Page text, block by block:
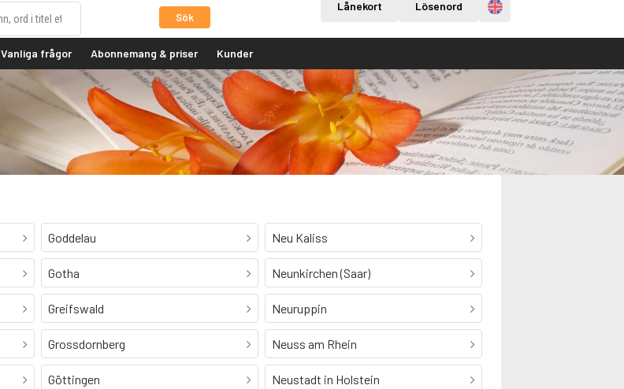
Sök
Lånekort Lösenord Engelska
Vanliga frågor Abonnemang & priser Kunder
Goddelau
Gotha
Greifswald
Grossdornberg
Göttingen
Neu Kaliss
Neunkirchen (Saar)
Neuruppin
Neuss am Rhein
Neustadt in Holstein